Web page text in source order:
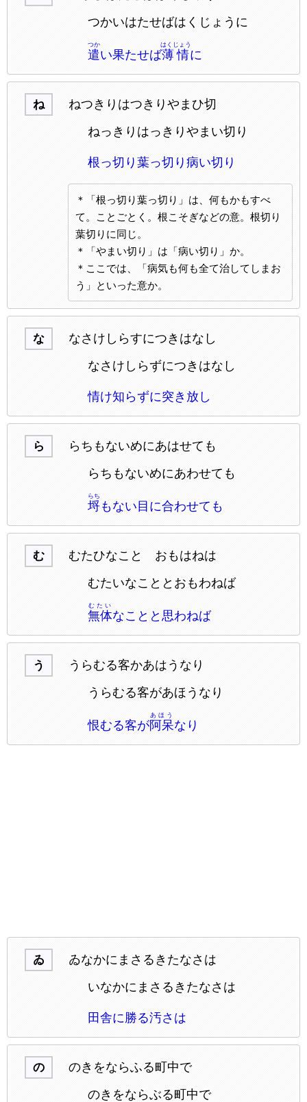
つかいはたせばはくじょうに
遣
つか
い果たせば薄情
はくじょう
に
ね
ねつきりはつきりやまひ切
ねっきりはっきりやまい切り
根っ切り葉っ切り病い切り
＊「根っ切り葉っ切り」は、何もかもすべ
て。ことごとく。根こそぎなどの意。根切り
葉切りに同じ。
＊「やまい切り」は「病い切り」か。
＊ここでは、「病気も何も全て治してしまお
う」といった意か。
な
なさけしらすにつきはなし
なさけしらずにつきはなし
情け知らずに突き放し
ら
らちもないめにあはせても
らちもないめにあわせても
埒
らち
もない目に合わせても
む
むたひなことゝおもはねは
むたいなこととおもわねば
無体
むたい
なことと思わねば
う
うらむる客かあはうなり
うらむる客があほうなり
恨むる客が阿呆
あほう
なり
ゐ
ゐなかにまさるきたなさは
いなかにまさるきたなさは
田舎に勝る汚さは
の
のきをならふる町中で
のきをならぶる町中で